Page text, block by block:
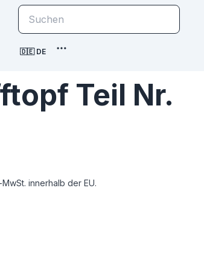
🇩🇪 DE
Teil Nr.
innerhalb der EU.